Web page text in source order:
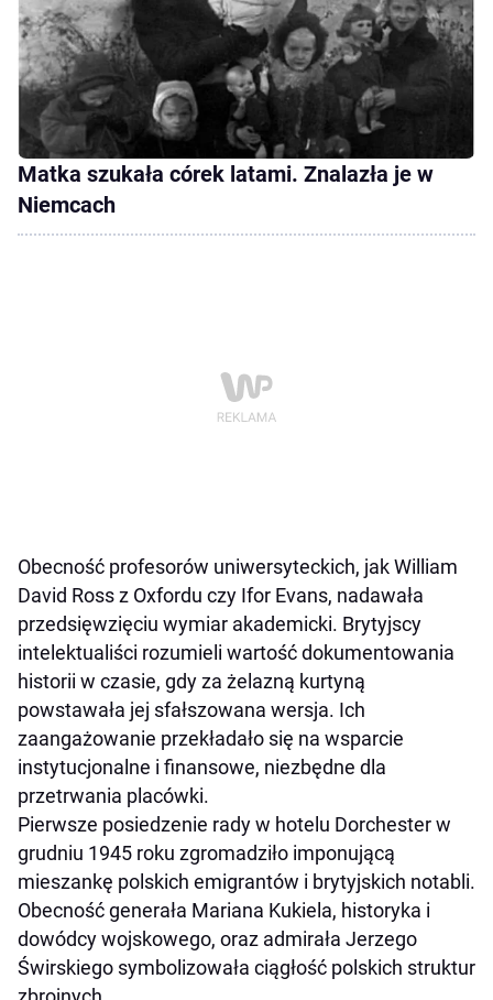
Matka szukała córek latami. Znalazła je w
Niemcach
Obecność profesorów uniwersyteckich, jak William
David Ross z Oxfordu czy Ifor Evans, nadawała
przedsięwzięciu wymiar akademicki. Brytyjscy
intelektualiści rozumieli wartość dokumentowania
historii w czasie, gdy za żelazną kurtyną
powstawała jej sfałszowana wersja. Ich
zaangażowanie przekładało się na wsparcie
instytucjonalne i finansowe, niezbędne dla
przetrwania placówki.
Pierwsze posiedzenie rady w hotelu Dorchester w
grudniu 1945 roku zgromadziło imponującą
mieszankę polskich emigrantów i brytyjskich notabli.
Obecność generała Mariana Kukiela, historyka i
dowódcy wojskowego, oraz admirała Jerzego
Świrskiego symbolizowała ciągłość polskich struktur